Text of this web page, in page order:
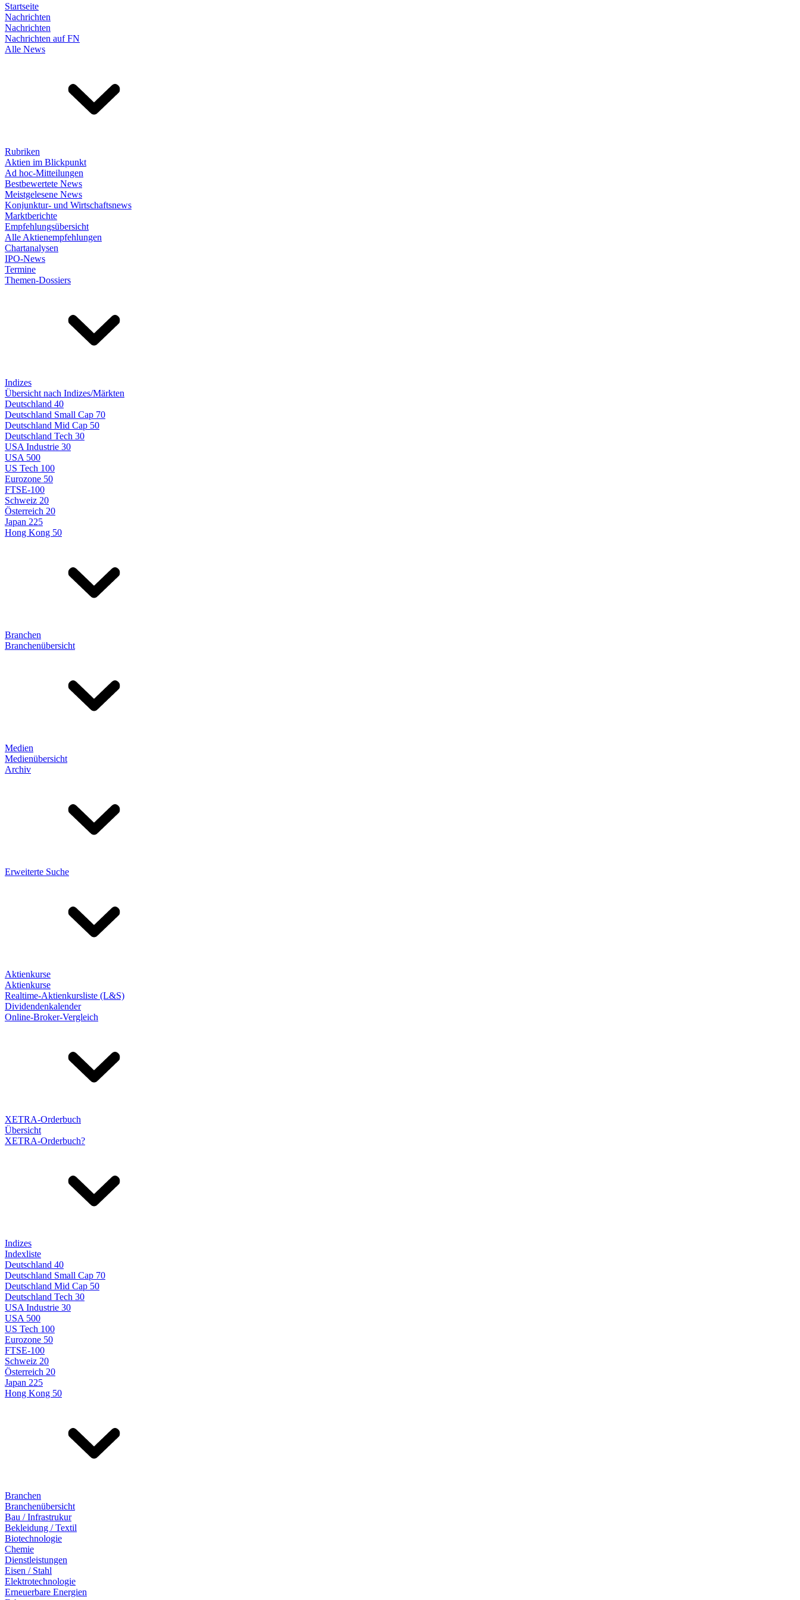
Startseite
Nachrichten
Nachrichten
Nachrichten auf FN
Alle News
Rubriken
Aktien im Blickpunkt
Ad hoc-Mitteilungen
Bestbewertete News
Meistgelesene News
Konjunktur- und Wirtschaftsnews
Marktberichte
Empfehlungsübersicht
Alle Aktienempfehlungen
Chartanalysen
IPO-News
Termine
Themen-Dossiers
Indizes
Übersicht nach Indizes/Märkten
Deutschland 40
Deutschland Small Cap 70
Deutschland Mid Cap 50
Deutschland Tech 30
USA Industrie 30
USA 500
US Tech 100
Eurozone 50
FTSE-100
Schweiz 20
Österreich 20
Japan 225
Hong Kong 50
Branchen
Branchenübersicht
Medien
Medienübersicht
Archiv
Erweiterte Suche
Aktienkurse
Aktienkurse
Realtime-Aktienkursliste (L&S)
Dividendenkalender
Online-Broker-Vergleich
XETRA-Orderbuch
Übersicht
XETRA-Orderbuch?
Indizes
Indexliste
Deutschland 40
Deutschland Small Cap 70
Deutschland Mid Cap 50
Deutschland Tech 30
USA Industrie 30
USA 500
US Tech 100
Eurozone 50
FTSE-100
Schweiz 20
Österreich 20
Japan 225
Hong Kong 50
Branchen
Branchenübersicht
Bau / Infrastrukur
Bekleidung / Textil
Biotechnologie
Chemie
Dienstleistungen
Eisen / Stahl
Elektrotechnologie
Erneuerbare Energien